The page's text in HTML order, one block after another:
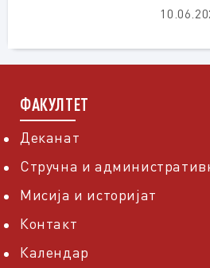
ФАКУЛТЕТ
Деканат
Стручна и
Мисија и историјат
Контакт
Календар